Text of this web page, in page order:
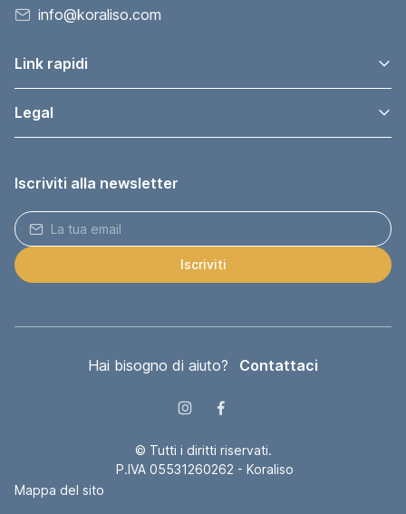
info@koraliso.com
Link rapidi
Legal
Iscriviti alla newsletter
Iscriviti
Hai bisogno di aiuto? Contattaci
© Tutti i diritti riservati.
P.IVA 05531260262 - Koraliso
Mappa del sito